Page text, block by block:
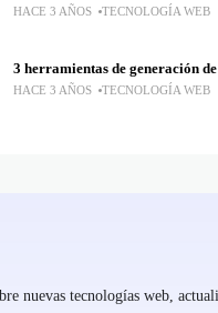
HACE 3 AÑOS TECNOLOGÍA WEB
3 herramientas de generación
HACE 3 AÑOS TECNOLOGÍA WEB
nuevas tecnologías web,